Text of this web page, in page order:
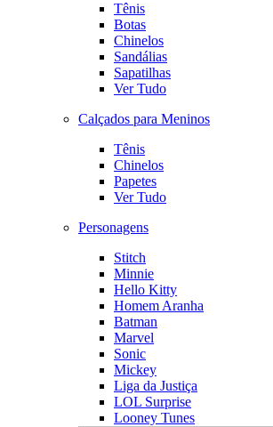
Tênis
Botas
Chinelos
Sandálias
Sapatilhas
Ver Tudo
Calçados para Meninos
Tênis
Chinelos
Papetes
Ver Tudo
Personagens
Stitch
Minnie
Hello Kitty
Homem Aranha
Batman
Marvel
Sonic
Mickey
Liga da Justiça
LOL Surprise
Looney Tunes